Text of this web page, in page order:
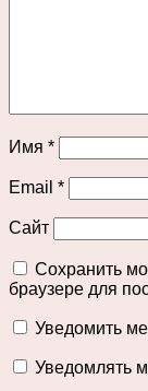
Имя *
Email *
Сайт
Сохранить
браузере для
Уведомить
Уведомлять